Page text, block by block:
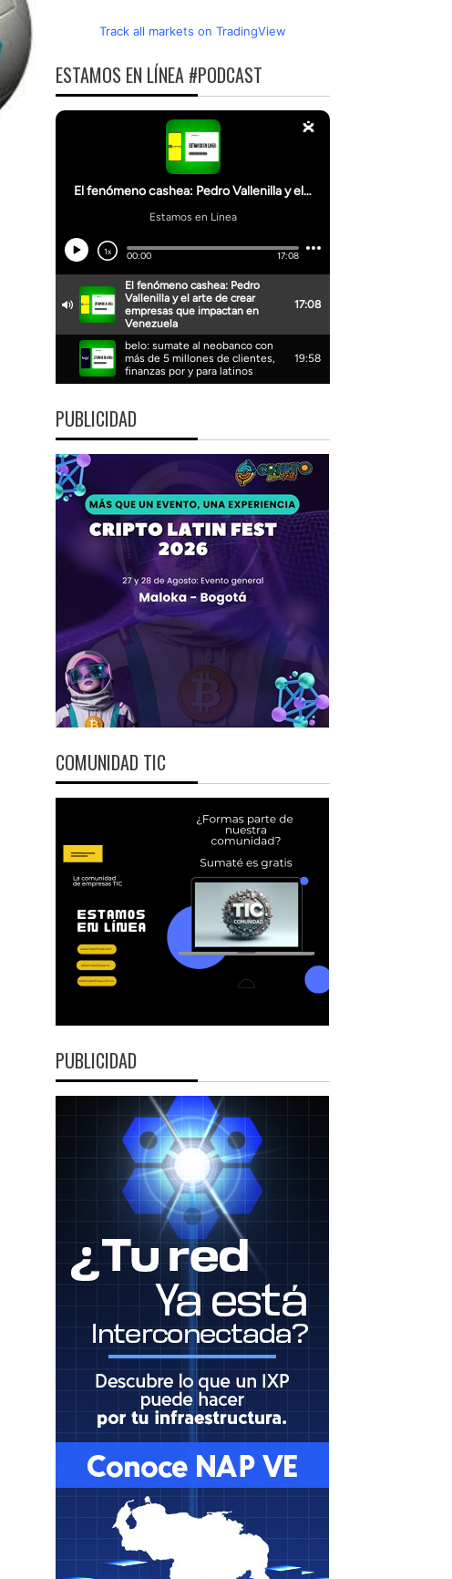
Track all markets on TradingView
ESTAMOS EN LÍNEA #PODCAST
PUBLICIDAD
COMUNIDAD TIC
PUBLICIDAD